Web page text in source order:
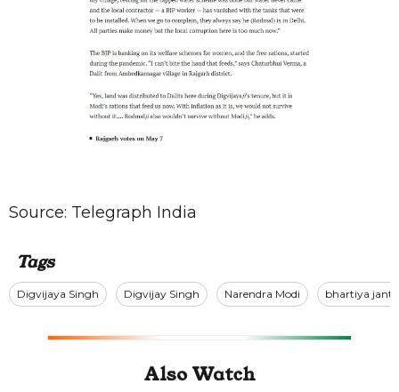
Source: Telegraph India
Tags
Digvijaya Singh Digvijay Singh Narendra Modi bhartiya
Also Watch